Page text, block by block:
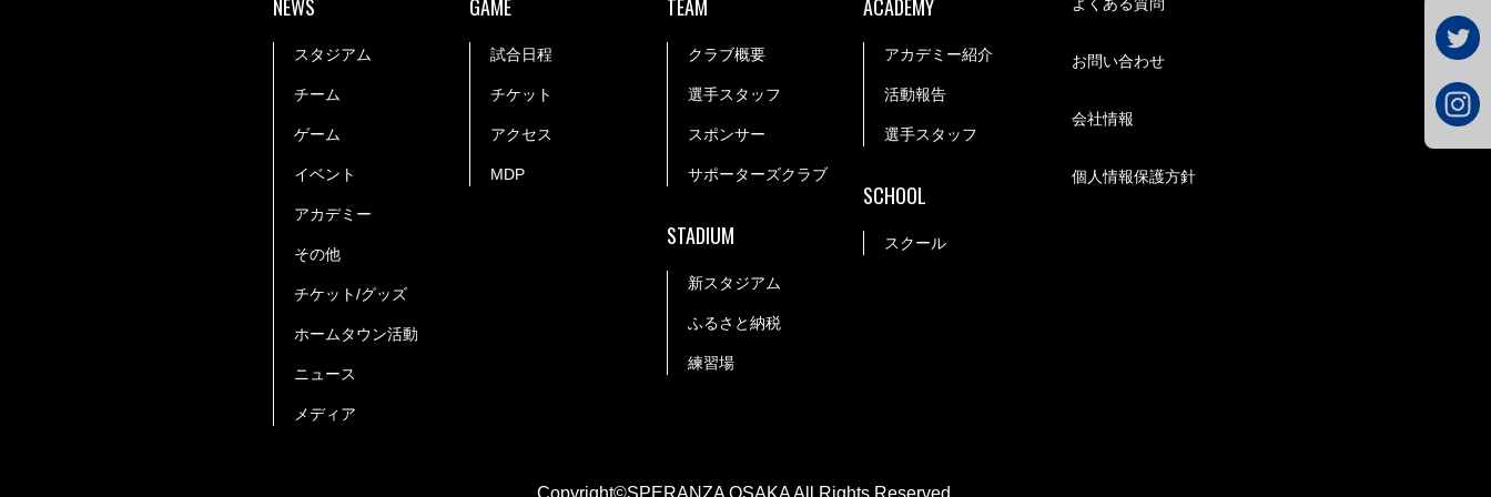
NEWS
スタジアム
チーム
ゲーム
イベント
アカデミー
その他
チケット/グッズ
ホームタウン活動
ニュース
メディア
GAME
試合日程
チケット
アクセス
MDP
TEAM
クラブ概要
選手スタッフ
スポンサー
サポーターズクラブ
STADIUM
新スタジアム
ふるさと納税
練習場
ACADEMY
アカデミー紹介
活動報告
選手スタッフ
SCHOOL
スクール
よくある質問
お問い合わせ
会社情報
個人情報保護方針